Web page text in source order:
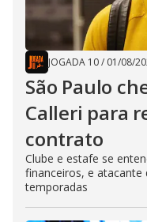
JOGADA 10/ 01/08/
São Paulo
Calleri para
contrato
Clube e estafe se
financeiros, e atacante
temporadas